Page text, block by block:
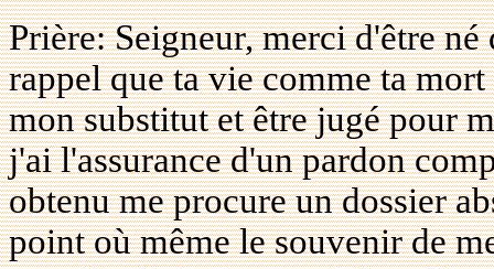
Prière: Seigneur, merci d'être
rappel que ta vie comme ta
mon substitut et être jugé pour
j'ai l'assurance d'un pardon
obtenu me procure un dossier
point où même le souvenir de